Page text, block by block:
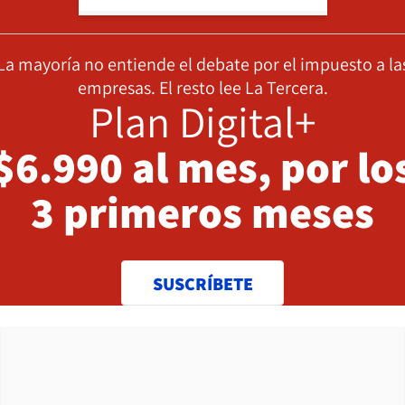
mayoría no entiende el debate por el impuesto a
empresas. El resto lee La Tercera.
Plan Digital+
al mes, por
3 primeros meses
SUSCRÍBETE